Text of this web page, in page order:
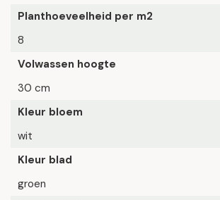
Planthoeveelheid per m2
8
Volwassen hoogte
30 cm
Kleur bloem
wit
Kleur blad
groen